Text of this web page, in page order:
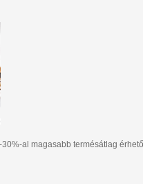
al magasabb termésátlag